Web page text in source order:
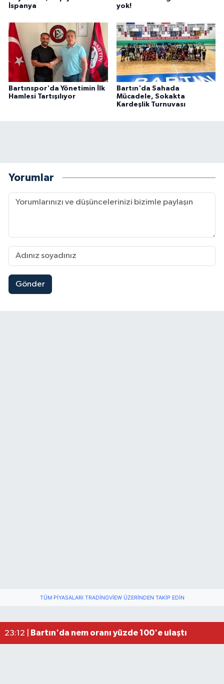
İspanya
yok!
Bartınspor'da Yönetimin İlk
Hamlesi Tartışılıyor
Bartın'da Sahada
Mücadele, Sokakta
Kardeşlik Turnuvası
Yorumlar
Gönder
TÜM PIYASALARI TRADINGVIEW ÜZERINDEN TAKIP EDIN
23:12 |
Bartın'da nem oranı yüzde 100'e ulaştı